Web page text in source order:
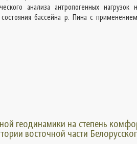
анализа антропогенных
состояния бассейна р. Пина с
геодинамики на степень
восточной части